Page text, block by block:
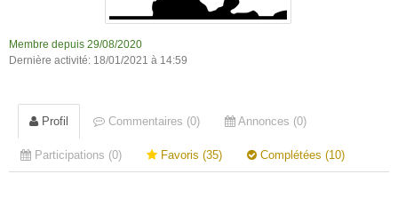
Membre depuis 29/08/2020
Dernière activité: 18/01/2021 à 14:59
Profil Commentaires (0) Annonces (0)
Participations (0) Favoris (35) Complétées (10)